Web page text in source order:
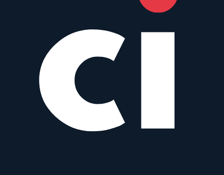
D Vario-Elmarit 14-50 mm f/2.8-3.5 Asph. Mega O.I.S.